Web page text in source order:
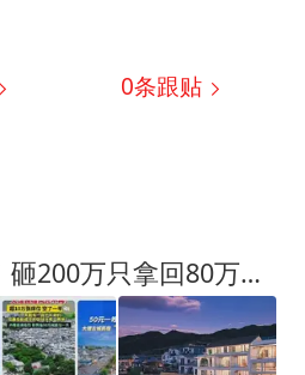
0条跟贴
10万床位空一半！砸200万只拿回80万，民宿躺赚神话彻底碎了